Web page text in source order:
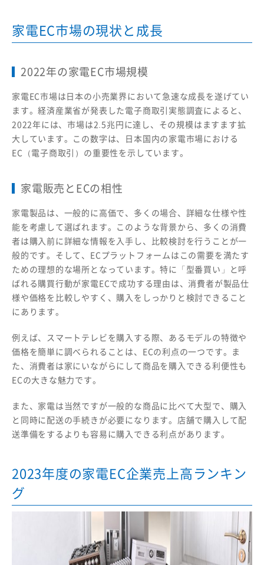
家電EC市場の現状と成長
2022年の家電EC市場規模
家電EC市場は日本の小売業界において急速な成長を遂げてい
ます。経済産業省が発表した電子商取引実態調査によると、
2022年には、市場は2.5兆円に達し、その規模はますます拡
大しています。この数字は、日本国内の家電市場における
EC（電子商取引）の重要性を示しています。
家電販売とECの相性
家電製品は、一般的に高価で、多くの場合、詳細な仕様や性
能を考慮して選ばれます。このような背景から、多くの消費
者は購入前に詳細な情報を入手し、比較検討を行うことが一
般的です。そして、ECプラットフォームはこの需要を満たす
ための理想的な場所となっています。特に「型番買い」と呼
ばれる購買行動が家電ECで成功する理由は、消費者が製品仕
様や価格を比較しやすく、購入をしっかりと検討できること
にあります。
例えば、スマートテレビを購入する際、あるモデルの特徴や
価格を簡単に調べられることは、ECの利点の一つです。ま
た、消費者は家にいながらにして商品を購入できる利便性も
ECの大きな魅力です。
また、家電は当然ですが一般的な商品に比べて大型で、購入
と同時に配送の手続きが必要になります。店舗で購入して配
送準備をするよりも容易に購入できる利点があります。
2023年度の家電EC企業売上高ランキン
グ